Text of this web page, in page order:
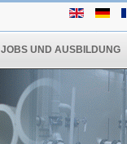
JOBS UND AUSBILDUNG